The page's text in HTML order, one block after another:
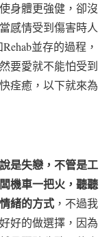
身體更強健，卻沒
感情受到傷害時人
Rehab並存的過程，
要愛就不能怕受到
痊癒，以下就來為
是失戀，不管是工
機車一把火，聽聽
緒的方式 ，不過我
好的做選擇，因為